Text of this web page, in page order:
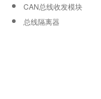
CAN总线收发模块
总线隔离器